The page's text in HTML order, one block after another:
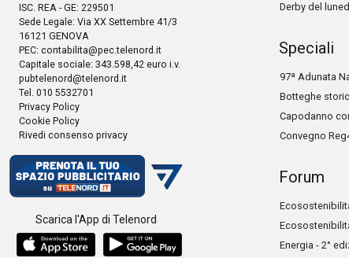
ISC. REA - GE: 229501
Sede Legale: Via XX Settembre 41/3
16121 GENOVA
PEC: contabilita@pec.telenord.it
Capitale sociale: 343.598,42 euro i.v.
pubtelenord@telenord.it
Tel. 010 5532701
Privacy Policy
Cookie Policy
Rivedi consenso privacy
Scarica l'App di Telenord
Derby del
Speciali
97ª Adunata
Botteghe
Capodanno
Convegno
Forum
Energia - 2°